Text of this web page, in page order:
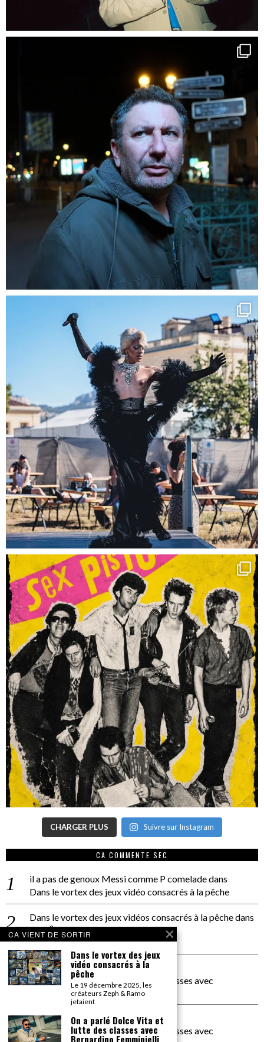
CHARGER PLUS Suivre sur Instagram
CA COMMENTE SEC
il a pas de genoux Messi comme P comeladedans
Dans le vortex des jeux vidéo consacrés à la pêche
Dans le vortex des jeux vidéos consacrés à la pêchedans
PACÔME THIELLEMENT
La séance d’Hip Gnose
La Patrie
dans
On a parlé Dolce Vita et lutte des classes avec
Bernardino Femminielli
carte noire negra à l'o tiededans
On a parlé Dolce Vita et lutte des classes avec
CA VIENT DE SORTIR
Dans le vortex des jeux
vidéo consacrés à la
pêche
Le 19 décembre 2025, les
créateurs Zeph & Ramo
jetaient
On a parlé Dolce Vita et
lutte des classes avec
Bernardino Femminielli